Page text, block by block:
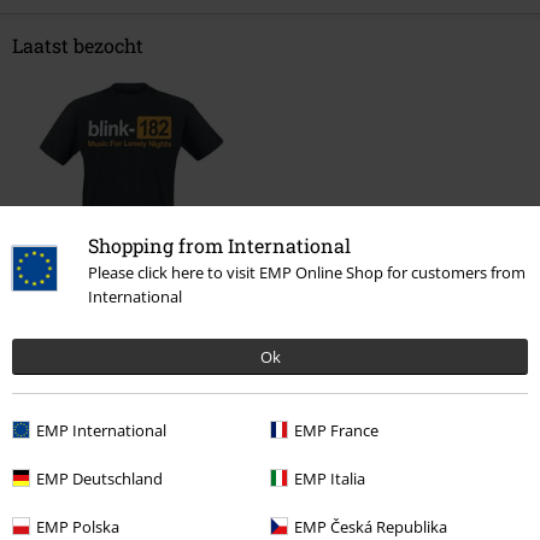
Shopping from International
Please click here to visit EMP Online Shop for customers from
International
Ok
EMP International EMP France
EMP Deutschland EMP Italia
EMP Polska EMP Česká Republika
Laatst bezocht